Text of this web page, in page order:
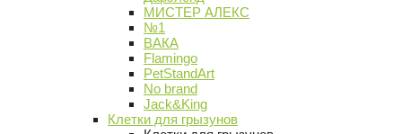
МИСТЕР АЛЕКС
№1
ВАКА
Flamingo
PetStandArt
No brand
Jack&King
Клетки для грызунов